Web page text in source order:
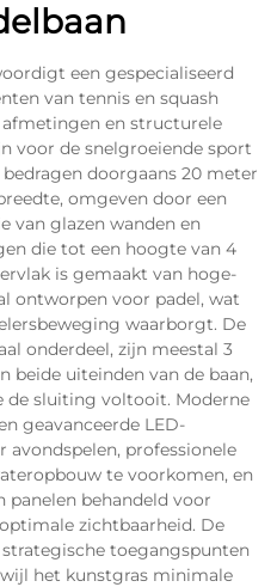
een gespecialiseerd
van tennis en squash
en structurele
voor de snelgroeiende sport
doorgaans 20 meter
omgeven door een
van glazen wanden en
die tot een hoogte van 4
is gemaakt van hoge-
ontworpen voor padel, wat
waarborgt. De
onderdeel, zijn meestal 3
beide uiteinden van de baan,
sluiting voltooit. Moderne
geavanceerde LED-
professionele
te voorkomen, en
panelen behandeld voor
zichtbaarheid. De
toegangspunten
het kunstgras minimale